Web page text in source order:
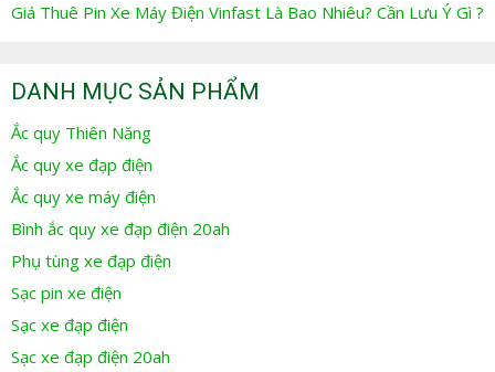
Giá Thuê Pin Xe Máy Điện Vinfast Là Bao Nhiêu? Cần Lưu Ý Gì ?
DANH MỤC SẢN PHẨM
Ắc quy Thiên Năng
Ắc quy xe đạp điện
Ắc quy xe máy điện
Bình ắc quy xe đạp điện 20ah
Phụ tùng xe đạp điện
Sạc pin xe điện
Sạc xe đạp điện
Sạc xe đạp điện 20ah